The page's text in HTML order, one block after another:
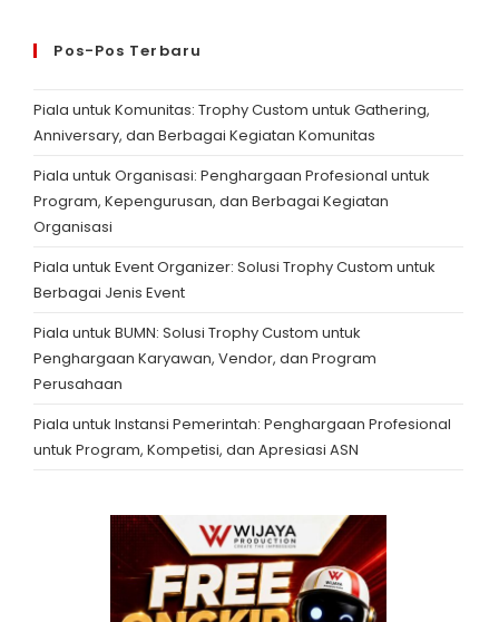
Pos-Pos Terbaru
Piala untuk Komunitas: Trophy Custom untuk Gathering,
Anniversary, dan Berbagai Kegiatan Komunitas
Piala untuk Organisasi: Penghargaan Profesional untuk
Program, Kepengurusan, dan Berbagai Kegiatan
Organisasi
Piala untuk Event Organizer: Solusi Trophy Custom untuk
Berbagai Jenis Event
Piala untuk BUMN: Solusi Trophy Custom untuk
Penghargaan Karyawan, Vendor, dan Program
Perusahaan
Piala untuk Instansi Pemerintah: Penghargaan Profesional
untuk Program, Kompetisi, dan Apresiasi ASN